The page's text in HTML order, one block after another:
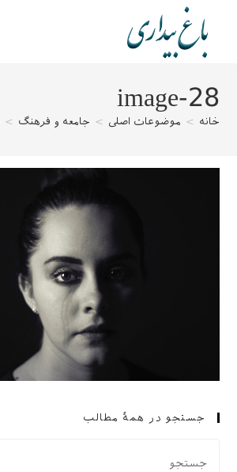
image-28
خانه > موضوعات اصلی > جامعه و فرهنگ >
جستجو در همهٔ مطالب